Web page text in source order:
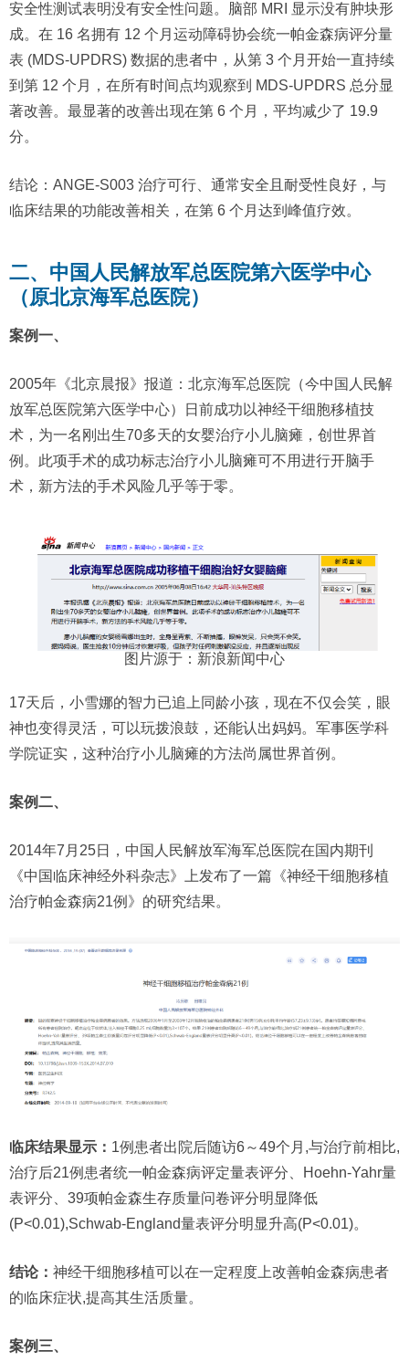
安全性测试表明没有安全性问题。脑部 MRI 显示没有肿块形
成。在 16 名拥有 12 个月运动障碍协会统一帕金森病评分量
表 (MDS-UPDRS) 数据的患者中，从第 3 个月开始一直持续
到第 12 个月，在所有时间点均观察到 MDS-UPDRS 总分显
著改善。最显著的改善出现在第 6 个月，平均减少了 19.9
分。
结论：ANGE-S003 治疗可行、通常安全且耐受性良好，与
临床结果的功能改善相关，在第 6 个月达到峰值疗效。
二、中国人民解放军总医院第六医学中心
（原北京海军总医院）
案例一、
2005年《北京晨报》报道：北京海军总医院（今中国人民解
放军总医院第六医学中心）日前成功以神经干细胞移植技
术，为一名刚出生70多天的女婴治疗小儿脑瘫，创世界首
例。此项手术的成功标志治疗小儿脑瘫可不用进行开脑手
术，新方法的手术风险几乎等于零。
图片源于：新浪新闻中心
17天后，小雪娜的智力已追上同龄小孩，现在不仅会笑，眼
神也变得灵活，可以玩拨浪鼓，还能认出妈妈。军事医学科
学院证实，这种治疗小儿脑瘫的方法尚属世界首例。
案例二、
2014年7月25日，中国人民解放军海军总医院在国内期刊
《中国临床神经外科杂志》上发布了一篇《神经干细胞移植
治疗帕金森病21例》的研究结果。
临床结果显示： 1例患者出院后随访6～49个月,与治疗前相比,
治疗后21例患者统一帕金森病评定量表评分、Hoehn-Yahr量
表评分、39项帕金森生存质量问卷评分明显降低
(P<0.01),Schwab-England量表评分明显升高(P<0.01)。
结论： 神经干细胞移植可以在一定程度上改善帕金森病患者
的临床症状,提高其生活质量。
案例三、